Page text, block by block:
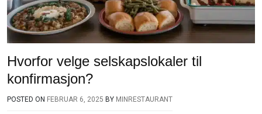
Hvorfor velge selskapslokaler til
konfirmasjon?
POSTED ON FEBRUAR 6, 2025 BY MINRESTAURANT